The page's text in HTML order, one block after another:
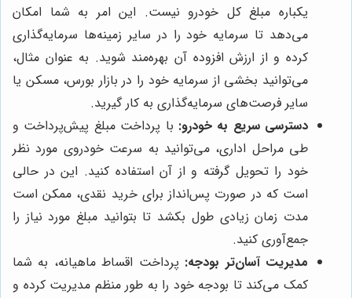
یکباره مبلغ کل خودرو نیست. این امر به شما امکان
می‌دهد تا سرمایه خود را در سایر زمینه‌ها سرمایه‌گذاری
کرده و از ارزش افزوده آن بهره‌مند شوید. به عنوان مثال،
می‌توانید بخشی از سرمایه خود را در بازار بورس، مسکن یا
سایر فرصت‌های سرمایه‌گذاری به کار گیرید.
دسترسی سریع به خودرو: با پرداخت مبلغ پیش‌پرداخت و
طی مراحل اداری، می‌توانید به سرعت خودروی مورد نظر
خود را تحویل گرفته و از آن استفاده کنید. این در حالی
است که در صورت پس‌انداز برای خرید نقدی، ممکن است
مدت زمان زیادی طول بکشد تا بتوانید مبلغ مورد نیاز را
جمع‌آوری کنید.
مدیریت آسان‌تر بودجه: پرداخت اقساط ماهیانه، به شما
کمک می‌کند تا بودجه خود را به طور منظم مدیریت کرده و